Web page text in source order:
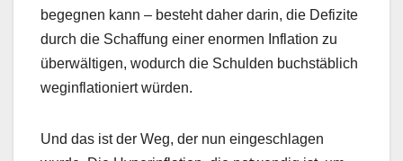
begegnen kann – besteht daher darin, die Defizite
durch die Schaffung einer enormen Inflation zu
überwältigen, wodurch die Schulden buchstäblich
weginflationiert würden.
Und das ist der Weg, der nun eingeschlagen